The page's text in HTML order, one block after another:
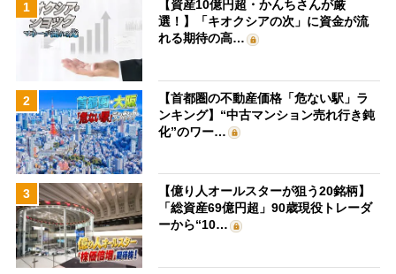
1
【資産10億円超・かんちさんが厳
選！】「キオクシアの次」に資金が流
れる期待の高…
2
【首都圏の不動産価格「危ない駅」ラ
ンキング】“中古マンション売れ行き鈍
化”のワー…
3
【億り人オールスターが狙う20銘柄】
「総資産69億円超」90歳現役トレーダ
ーから“10…